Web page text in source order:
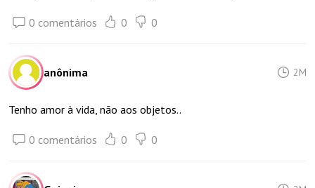
0 comentários 0 0
anônima 2M
Tenho amor à vida, não aos objetos..
0 comentários 0 0